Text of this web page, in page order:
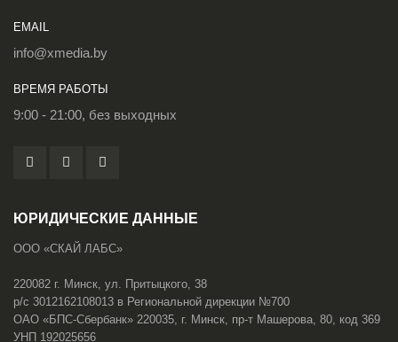
EMAIL
info@xmedia.by
ВРЕМЯ РАБОТЫ
9:00 - 21:00, без выходных
ЮРИДИЧЕСКИЕ ДАННЫЕ
ООО «СКАЙ ЛАБС»
220082 г. Минск, ул. Притыцкого, 38
р/с 3012162108013 в Региональной дирекции №700
ОАО «БПС-Сбербанк» 220035, г. Минск, пр-т Машерова, 80, код 369
УНП 192025656